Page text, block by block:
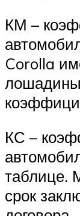
КМ –
Corolla
КС –
таблице.
срок